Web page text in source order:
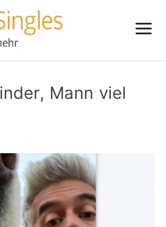
für
s
Mann viel